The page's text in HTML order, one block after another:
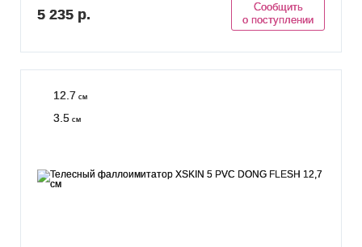
5 235 р.
Сообщить
о поступлении
12.7 см
3.5 см